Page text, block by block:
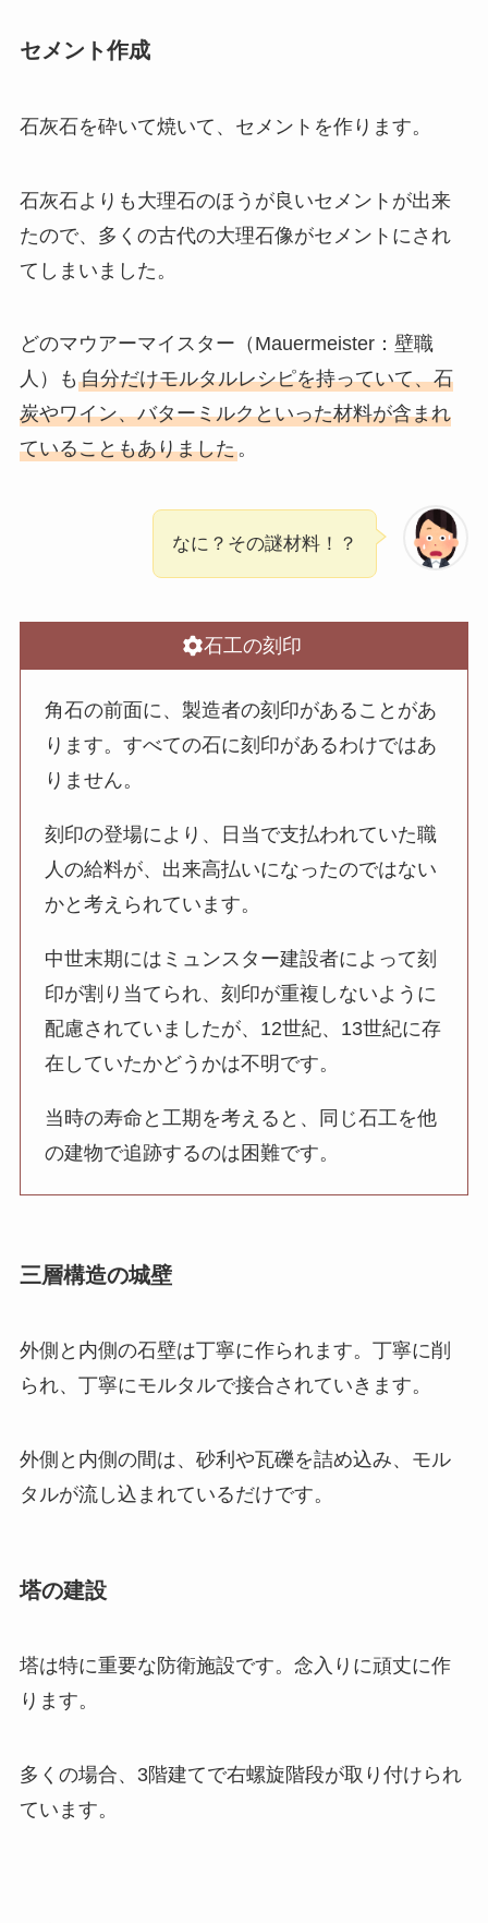
セメント作成
石灰石を砕いて焼いて、セメントを作ります。
石灰石よりも大理石のほうが良いセメントが出来
たので、多くの古代の大理石像がセメントにされ
てしまいました。
どのマウアーマイスター（Mauermeister：壁職
人）も 自分だけモルタルレシピを持っていて、石
炭やワイン、バターミルクといった材料が含まれ
ていることもありました。
なに？その謎材料！？
石工の刻印
角石の前面に、製造者の刻印があることがあ
ります。すべての石に刻印があるわけではあ
りません。
刻印の登場により、日当で支払われていた職
人の給料が、出来高払いになったのではない
かと考えられています。
中世末期にはミュンスター建設者によって刻
印が割り当てられ、刻印が重複しないように
配慮されていましたが、12世紀、13世紀に存
在していたかどうかは不明です。
当時の寿命と工期を考えると、同じ石工を他
の建物で追跡するのは困難です。
三層構造の城壁
外側と内側の石壁は丁寧に作られます。丁寧に削
られ、丁寧にモルタルで接合されていきます。
外側と内側の間は、砂利や瓦礫を詰め込み、モル
タルが流し込まれているだけです。
塔の建設
塔は特に重要な防衛施設です。念入りに頑丈に作
ります。
多くの場合、3階建てで右螺旋階段が取り付けられ
ています。